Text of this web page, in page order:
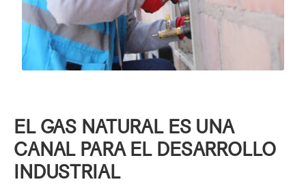
EL GAS NATURAL ES UNA
CANAL PARA EL DESARROLLO
INDUSTRIAL